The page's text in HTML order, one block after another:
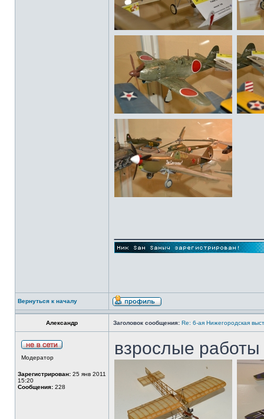
Вернуться к началу
Александр Заголовок сообщения: Re: 6-ая Нижегородская
Модератор
Зарегистрирован: 25 янв 2011
15:20
Сообщения: 228
взрослые